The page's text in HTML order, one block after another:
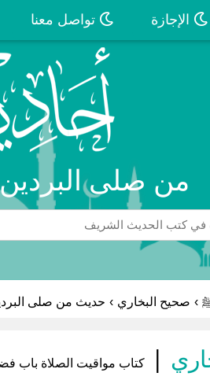
الإجازة تواصل معنا
من صلى
› صحيح البخاري › حديث من صلى
| كتاب مواقيت الصلاة باب